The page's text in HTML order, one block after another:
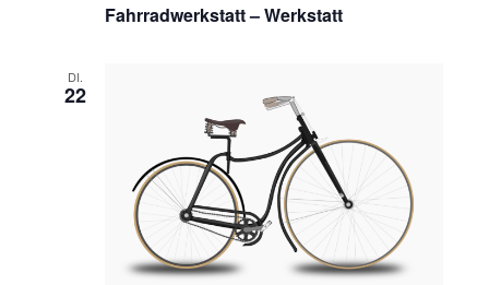
Fahrradwerkstatt – Werkstatt
DI.
22